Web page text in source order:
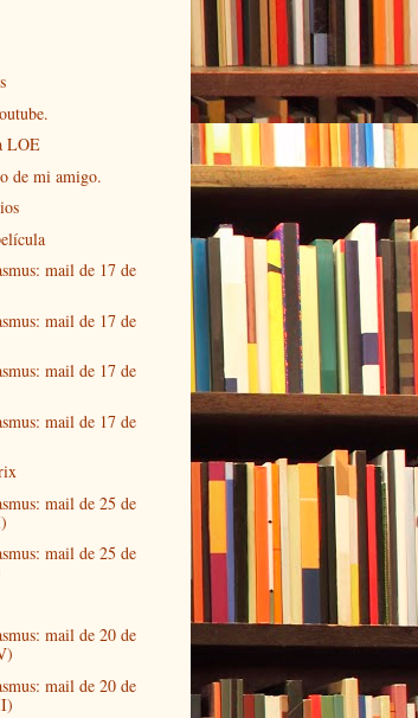
LOE
de mi amigo.
mail de 17 de
mail de 17 de
mail de 17 de
mail de 17 de
mail de 25 de
mail de 25 de
mail de 20 de
mail de 20 de